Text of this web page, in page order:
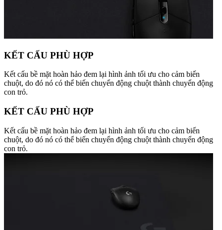
KẾT CẤU PHÙ HỢP
Kết cấu bề mặt hoàn hảo đem lại hình ảnh tối ưu cho cảm biến
chuột, do đó nó có thể biến chuyển động chuột thành chuyển động
con trỏ.
KẾT CẤU PHÙ HỢP
Kết cấu bề mặt hoàn hảo đem lại hình ảnh tối ưu cho cảm biến
chuột, do đó nó có thể biến chuyển động chuột thành chuyển động
con trỏ.